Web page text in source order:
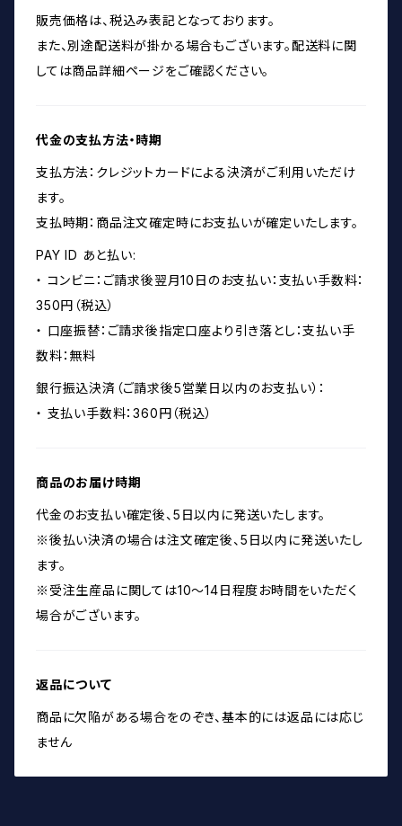
販売価格は、税込み表記となっております。
また、別途配送料が掛かる場合もございます。配送料に関
しては商品詳細ページをご確認ください。
代金の支払方法・時期
支払方法：クレジットカードによる決済がご利用いただけ
ます。
支払時期：商品注文確定時にお支払いが確定いたします。
PAY ID あと払い:
・ コンビニ：ご請求後翌月10日のお支払い：支払い手数料：
350円（税込）
・ 口座振替：ご請求後指定口座より引き落とし：支払い手
数料：無料
銀行振込決済（ご請求後5営業日以内のお支払い）：
・ 支払い手数料：360円（税込）
商品のお届け時期
代金のお支払い確定後、5日以内に発送いたします。
※後払い決済の場合は注文確定後、5日以内に発送いたし
ます。
※受注生産品に関しては10～14日程度お時間をいただく
場合がございます。
返品について
商品に欠陥がある場合をのぞき、基本的には返品には応じ
ません